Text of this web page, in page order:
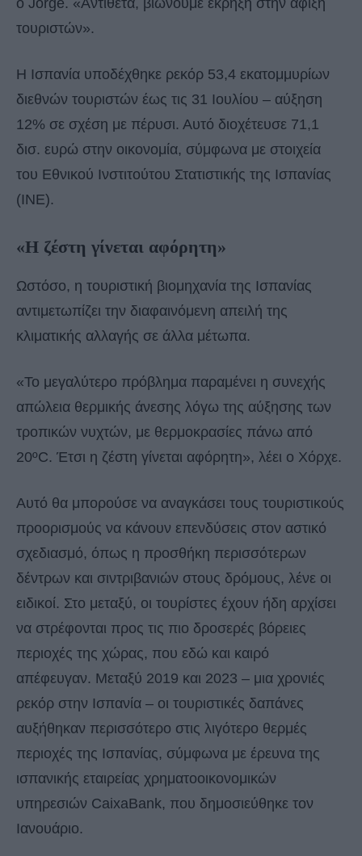
ο Jorge. «Αντίθετα, βιώνουμε έκρηξη στην άφιξη
τουριστών».
Η Ισπανία υποδέχθηκε ρεκόρ 53,4 εκατομμυρίων
διεθνών τουριστών έως τις 31 Ιουλίου – αύξηση
12% σε σχέση με πέρυσι. Αυτό διοχέτευσε 71,1
δισ. ευρώ στην οικονομία, σύμφωνα με στοιχεία
του Εθνικού Ινστιτούτου Στατιστικής της Ισπανίας
(INE).
«Η ζέστη γίνεται αφόρητη»
Ωστόσο, η τουριστική βιομηχανία της Ισπανίας
αντιμετωπίζει την διαφαινόμενη απειλή της
κλιματικής αλλαγής σε άλλα μέτωπα.
«Το μεγαλύτερο πρόβλημα παραμένει η συνεχής
απώλεια θερμικής άνεσης λόγω της αύξησης των
τροπικών νυχτών, με θερμοκρασίες πάνω από
20ºC. Έτσι η ζέστη γίνεται αφόρητη», λέει ο Χόρχε.
Αυτό θα μπορούσε να αναγκάσει τους τουριστικούς
προορισμούς να κάνουν επενδύσεις στον αστικό
σχεδιασμό, όπως η προσθήκη περισσότερων
δέντρων και σιντριβανιών στους δρόμους, λένε οι
ειδικοί. Στο μεταξύ, οι τουρίστες έχουν ήδη αρχίσει
να στρέφονται προς τις πιο δροσερές βόρειες
περιοχές της χώρας, που εδώ και καιρό
απέφευγαν. Μεταξύ 2019 και 2023 – μια χρονιές
ρεκόρ στην Ισπανία – οι τουριστικές δαπάνες
αυξήθηκαν περισσότερο στις λιγότερο θερμές
περιοχές της Ισπανίας, σύμφωνα με έρευνα της
ισπανικής εταιρείας χρηματοοικονομικών
υπηρεσιών CaixaBank, που δημοσιεύθηκε τον
Ιανουάριο.